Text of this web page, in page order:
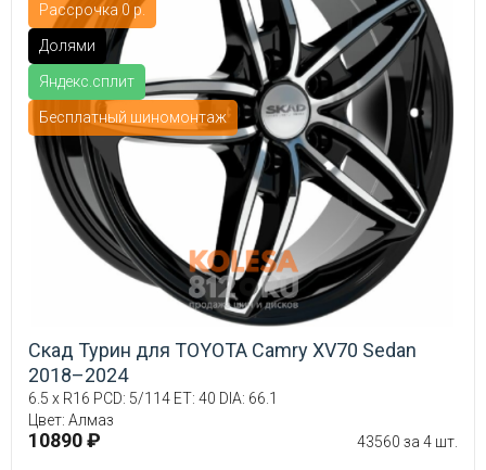
Рассрочка 0 р.
Долями
Яндекс.сплит
Бесплатный шиномонтаж
Скад Турин для TOYOTA Camry XV70 Sedan
2018–2024
6.5 x R16 PCD: 5/114 ET: 40 DIA: 66.1
Цвет: Алмаз
10890 ₽ 43560 за 4 шт.